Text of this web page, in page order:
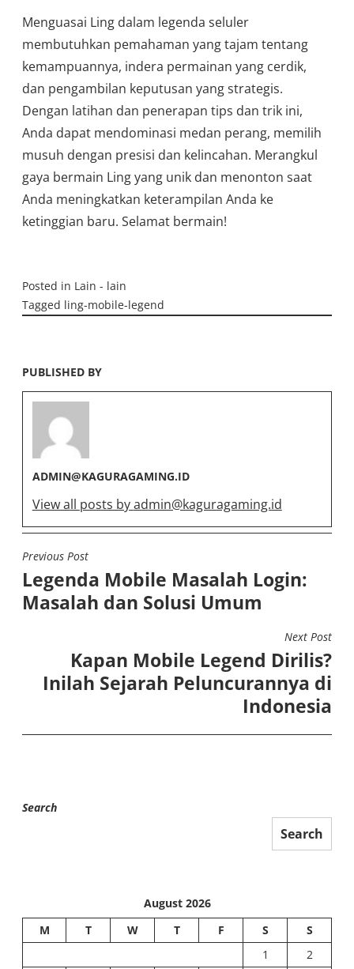
Menguasai Ling dalam legenda seluler
membutuhkan pemahaman yang tajam tentang
kemampuannya, indera permainan yang cerdik,
dan pengambilan keputusan yang strategis.
Dengan latihan dan penerapan tips dan trik ini,
Anda dapat mendominasi medan perang, memilih
musuh dengan presisi dan kelincahan. Merangkul
gaya bermain Ling yang unik dan menonton saat
Anda meningkatkan keterampilan Anda ke
ketinggian baru. Selamat bermain!
Posted in Lain - lain
Tagged ling-mobile-legend
PUBLISHED BY
ADMIN@KAGURAGAMING.ID
View all posts byadmin@kaguragaming.id
POST
NAVIGATION
Previous Post
Legenda Mobile Masalah Login:
Masalah dan Solusi Umum
Next Post
Kapan Mobile Legend Dirilis?
Inilah Sejarah Peluncurannya di
Indonesia
Search
Search
August 2026
M
T W T F S
S
1
2